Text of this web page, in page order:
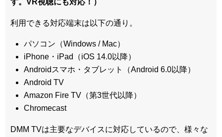
す。VR視聴にも対応！）
利用できる対応端末は以下の通り。
パソコン（Windows / Mac）
iPhone・iPad（iOS 14.0以降）
Androidスマホ・タブレット（Android 6.0以降）
Android TV
Amazon Fire TV（第3世代以降）
Chromecast
DMM TVは主要なデバイスに対応しているので、 様々な